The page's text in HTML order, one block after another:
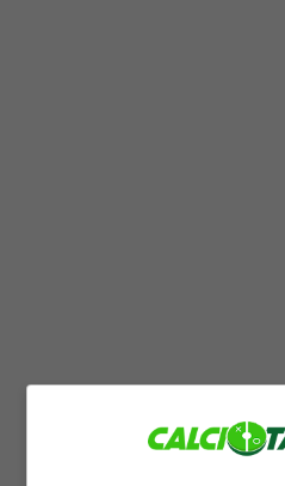
Come svelato dal